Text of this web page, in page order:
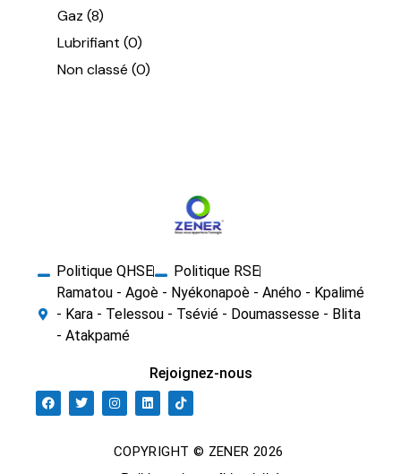
Gaz (8)
Lubrifiant (0)
Non classé (0)
Politique QHSE
Politique RSE
Ramatou - Agoè - Nyékonapoè - Aného - Kpalimé
- Kara - Telessou - Tsévié - Doumassesse - Blita
- Atakpamé
Rejoignez-nous
COPYRIGHT © ZENER 2026